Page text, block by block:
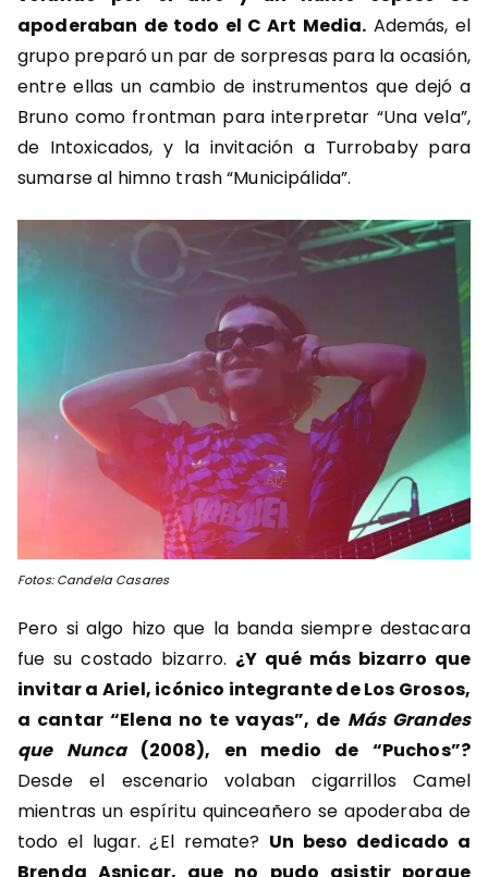
apoderaban de todo el C Art Media. Además, el
grupo preparó un par de sorpresas para la ocasión,
entre ellas un cambio de instrumentos que dejó a
Bruno como frontman para interpretar “Una vela”,
de Intoxicados, y la invitación a Turrobaby para
sumarse al himno trash “Municipálida”.
Fotos: Candela Casares
Pero si algo hizo que la banda siempre destacara
fue su costado bizarro. ¿Y qué más bizarro que
invitar a Ariel, icónico integrante de Los Grosos,
a cantar “Elena no te vayas”, de Más Grandes
que Nunca(2008), en medio de “Puchos”?
Desde el escenario volaban cigarrillos Camel
mientras un espíritu quinceañero se apoderaba de
todo el lugar. ¿El remate? Un beso dedicado a